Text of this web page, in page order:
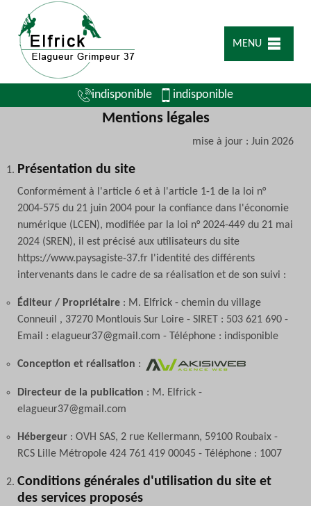
MENU
indisponible indisponible
Mentions légales
mise à jour : Juin 2026
Présentation du site
Conformément à l'article 6 et à l'article 1-1 de la loi n°
2004-575 du 21 juin 2004 pour la confiance dans l'économie
numérique (LCEN), modifiée par la loi n° 2024-449 du 21 mai
2024 (SREN), il est précisé aux utilisateurs du site
https://www.paysagiste-37.fr l'identité des différents
intervenants dans le cadre de sa réalisation et de son suivi :
Éditeur / Propriétaire : M. Elfrick - chemin du village
Conneuil , 37270 Montlouis Sur Loire - SIRET : 503 621 690 -
Email : elagueur37@gmail.com - Téléphone : indisponible
Conception et réalisation :
Directeur de la publication : M. Elfrick -
elagueur37@gmail.com
Hébergeur : OVH SAS, 2 rue Kellermann, 59100 Roubaix -
RCS Lille Métropole 424 761 419 00045 - Téléphone : 1007
Conditions générales d'utilisation du site et
des services proposés